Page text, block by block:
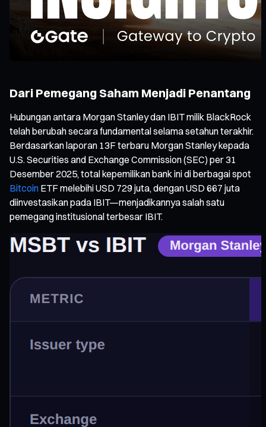
Dari Pemegang Saham Menjadi Penantang
Hubungan antara Morgan Stanley dan IBIT milik BlackRock
telah berubah secara fundamental selama setahun terakhir.
Berdasarkan laporan 13F terbaru Morgan Stanley kepada
U.S. Securities and Exchange Commission (SEC) per 31
Desember 2025, total kepemilikan bank ini di berbagai spot
Bitcoin ETF melebihi USD 729 juta, dengan USD 667 juta
diinvestasikan pada IBIT—menjadikannya salah satu
pemegang institusional terbesar IBIT.